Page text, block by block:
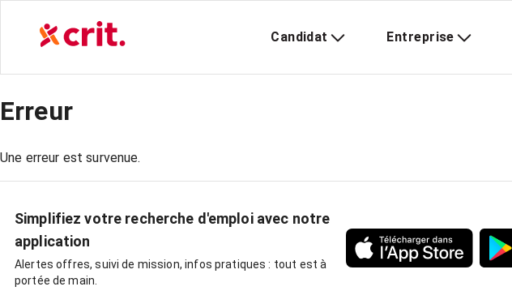
Candidat Entreprise
Erreur
Une erreur est survenue.
Simplifiez votre recherche d'emploi avec notre
application
Alertes offres, suivi de mission, infos pratiques : tout est à
portée de main.